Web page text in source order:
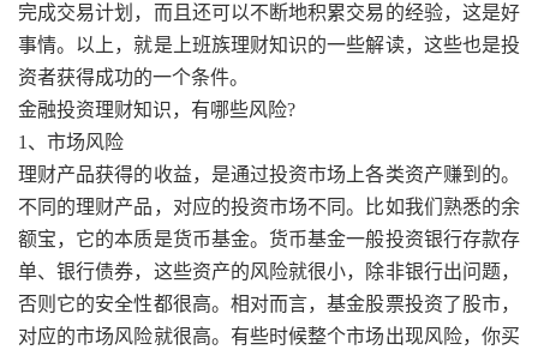
完成交易计划，而且还可以不断地积累交易的经验，这是好
事情。以上，就是上班族理财知识的一些解读，这些也是投
资者获得成功的一个条件。
金融投资理财知识，有哪些风险?
1、市场风险
理财产品获得的收益，是通过投资市场上各类资产赚到的。
不同的理财产品，对应的投资市场不同。比如我们熟悉的余
额宝，它的本质是货币基金。货币基金一般投资银行存款存
单、银行债券，这些资产的风险就很小，除非银行出问题，
否则它的安全性都很高。相对而言，基金股票投资了股市，
对应的市场风险就很高。有些时候整个市场出现风险，你买